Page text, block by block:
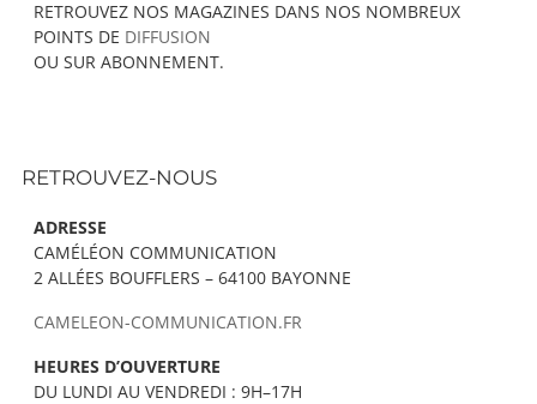
RETROUVEZ NOS MAGAZINES DANS NOS NOMBREUX
POINTS DE DIFFUSION
OU SUR ABONNEMENT.
RETROUVEZ-NOUS
ADRESSE
CAMÉLÉON COMMUNICATION
2 ALLÉES BOUFFLERS – 64100 BAYONNE
CAMELEON-COMMUNICATION.FR
HEURES D’OUVERTURE
DU LUNDI AU VENDREDI : 9H–17H